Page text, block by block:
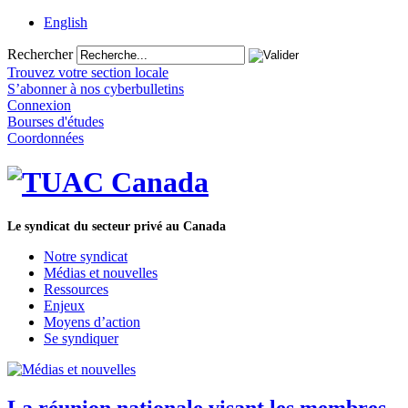
English
Rechercher
Trouvez votre section locale
S’abonner à nos cyberbulletins
Connexion
Bourses d'études
Coordonnées
Le syndicat du secteur privé au Canada
Notre syndicat
Médias et nouvelles
Ressources
Enjeux
Moyens d’action
Se syndiquer